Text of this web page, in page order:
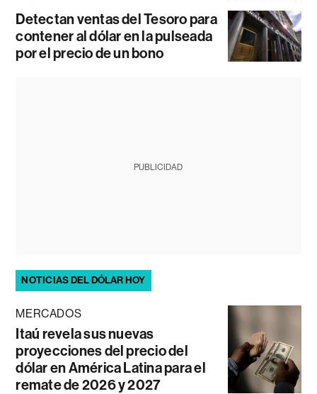
Detectan ventas del Tesoro para
contener al dólar en la pulseada
por el precio de un bono
PUBLICIDAD
NOTICIAS DEL DÓLAR HOY
MERCADOS
Itaú revela sus nuevas
proyecciones del precio del
dólar en América Latina para el
remate de 2026 y 2027